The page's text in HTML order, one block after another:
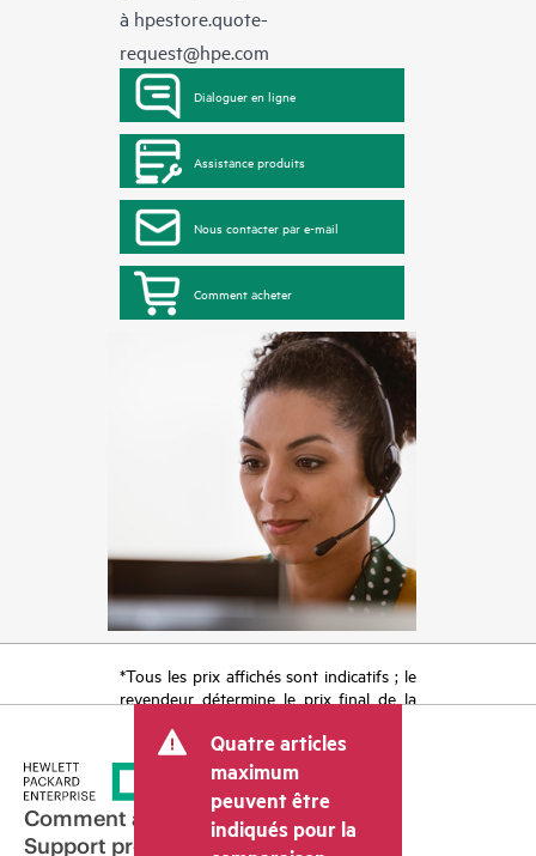
à hpestore.quote-
request@hpe.com
Dialoguer en ligne
Assistance produits
Nous contacter par e-mail
Comment acheter
*Tous les prix affichés sont indicatifs ; le
revendeur détermine le prix final de la
tels que la TVA ou les taxes sur la vente
et les frais d’expédition. Le prix de la
transaction déterminé par le revendeur
peut varier par rapport à d’autres
revendeurs et au prix indicatif affiché.
Quatre articles
maximum
peuvent être
indiqués pour la
Comment acheter
Support produit